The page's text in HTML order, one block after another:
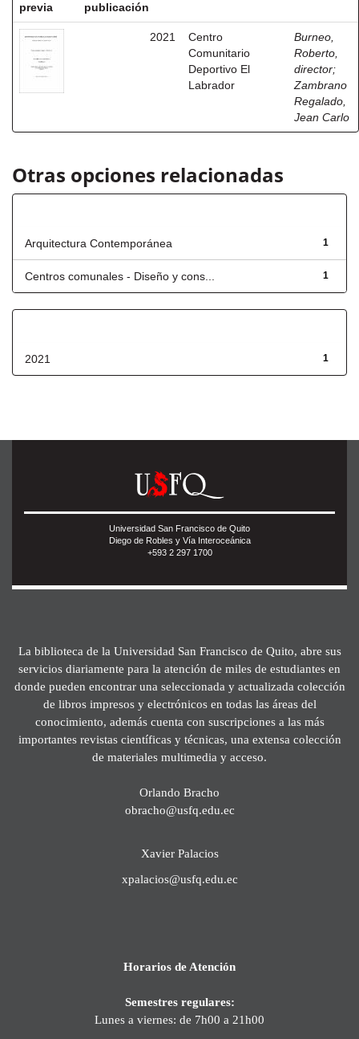
previa
publicación
2021
Centro
Comunitario
Deportivo El
Labrador
Burneo,
Roberto,
director;
Zambrano
Regalado,
Jean Carlo
Otras opciones relacionadas
1
Arquitectura Contemporánea
1
Centros comunales - Diseño y cons...
1
2021
Universidad San Francisco de Quito
Diego de Robles y Vía Interoceánica
+593 2 297 1700
La biblioteca de la Universidad San Francisco de Quito, abre sus
servicios diariamente para la atención de miles de estudiantes en
donde pueden encontrar una seleccionada y actualizada colección
de libros impresos y electrónicos en todas las áreas del
conocimiento, además cuenta con suscripciones a las más
importantes revistas científicas y técnicas, una extensa colección
de materiales multimedia y acceso.
Orlando Bracho
obracho@usfq.edu.ec
Xavier Palacios
xpalacios@usfq.edu.ec
Horarios de Atención
Semestres regulares:
Lunes a viernes: de 7h00 a 21h00